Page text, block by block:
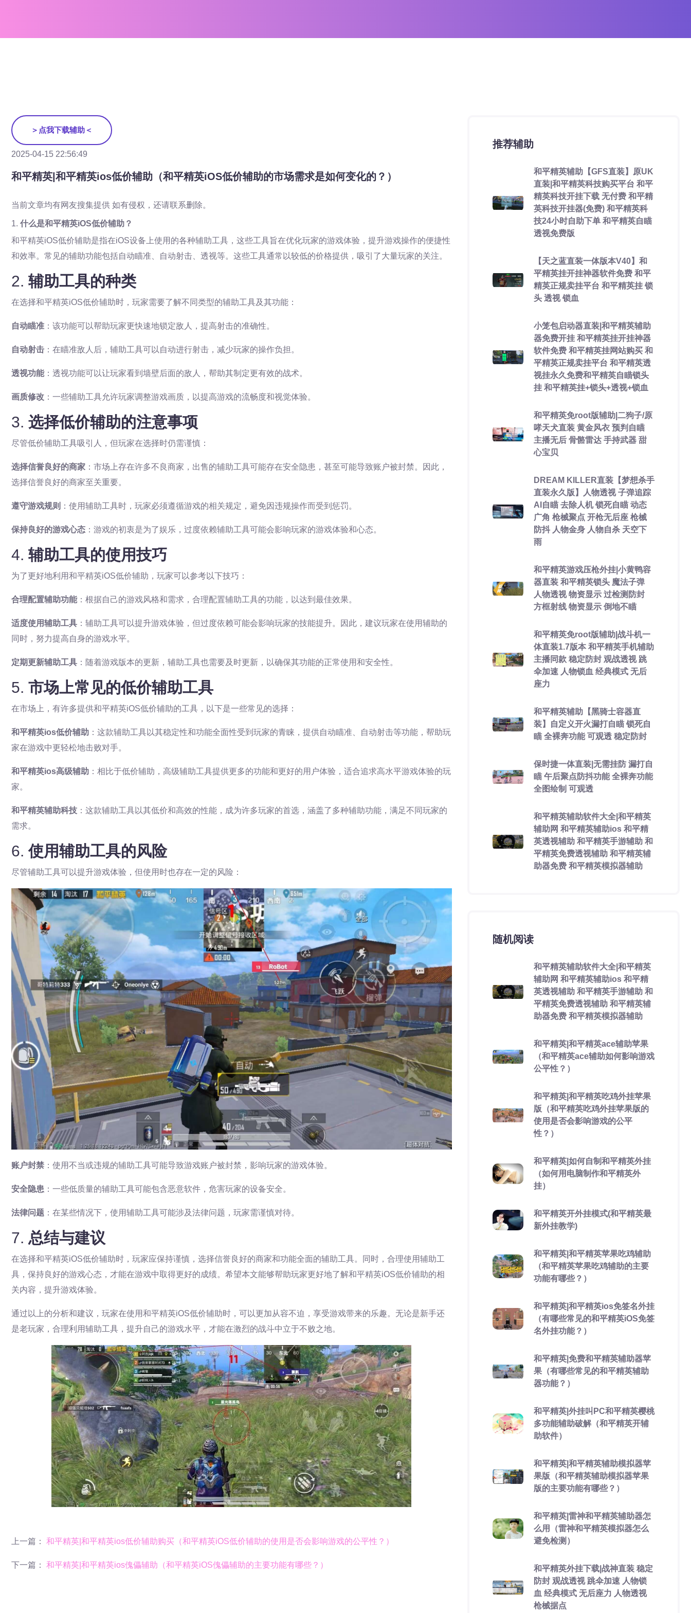
＞点我下载辅助＜
2025-04-15 22:56:49
和平精英|和平精英ios低价辅助（和平精英iOS低价辅助的市场需求是如何变化的？）
当前文章均有网友搜集提供 如有侵权，还请联系删除。
1. 什么是和平精英iOS低价辅助？
和平精英iOS低价辅助是指在iOS设备上使用的各种辅助工具，这些工具旨在优化玩家的游戏体验，提升游戏操作的便捷性
和效率。常见的辅助功能包括自动瞄准、自动射击、透视等。这些工具通常以较低的价格提供，吸引了大量玩家的关注。
2. 辅助工具的种类
在选择和平精英iOS低价辅助时，玩家需要了解不同类型的辅助工具及其功能：
自动瞄准 ：该功能可以帮助玩家更快速地锁定敌人，提高射击的准确性。
自动射击 ：在瞄准敌人后，辅助工具可以自动进行射击，减少玩家的操作负担。
透视功能：透视功能可以让玩家看到墙壁后面的敌人，帮助其制定更有效的战术。
画质修改 ：一些辅助工具允许玩家调整游戏画质，以提高游戏的流畅度和视觉体验。
3. 选择低价辅助的注意事项
尽管低价辅助工具吸引人，但玩家在选择时仍需谨慎：
选择信誉良好的商家 ：市场上存在许多不良商家，出售的辅助工具可能存在安全隐患，甚至可能导致账户被封禁。因此，
选择信誉良好的商家至关重要。
遵守游戏规则 ：使用辅助工具时，玩家必须遵循游戏的相关规定，避免因违规操作而受到惩罚。
保持良好的游戏心态 ：游戏的初衷是为了娱乐，过度依赖辅助工具可能会影响玩家的游戏体验和心态。
4. 辅助工具的使用技巧
为了更好地利用和平精英iOS低价辅助，玩家可以参考以下技巧：
合理配置辅助功能：根据自己的游戏风格和需求，合理配置辅助工具的功能，以达到最佳效果。
适度使用辅助工具 ：辅助工具可以提升游戏体验，但过度依赖可能会影响玩家的技能提升。因此，建议玩家在使用辅助的
同时，努力提高自身的游戏水平。
定期更新辅助工具 ：随着游戏版本的更新，辅助工具也需要及时更新，以确保其功能的正常使用和安全性。
5. 市场上常见的低价辅助工具
在市场上，有许多提供和平精英iOS低价辅助的工具，以下是一些常见的选择：
和平精英ios低价辅助 ：这款辅助工具以其稳定性和功能全面性受到玩家的青睐，提供自动瞄准、自动射击等功能，帮助玩
家在游戏中更轻松地击败对手。
和平精英ios高级辅助 ：相比于低价辅助，高级辅助工具提供更多的功能和更好的用户体验，适合追求高水平游戏体验的玩
家。
和平精英辅助科技 ：这款辅助工具以其低价和高效的性能，成为许多玩家的首选，涵盖了多种辅助功能，满足不同玩家的
需求。
6.使用辅助工具的风险
尽管辅助工具可以提升游戏体验，但使用时也存在一定的风险：
账户封禁 ：使用不当或违规的辅助工具可能导致游戏账户被封禁，影响玩家的游戏体验。
安全隐患 ：一些低质量的辅助工具可能包含恶意软件，危害玩家的设备安全。
法律问题 ：在某些情况下，使用辅助工具可能涉及法律问题，玩家需谨慎对待。
7. 总结与建议
在选择和平精英iOS低价辅助时，玩家应保持谨慎，选择信誉良好的商家和功能全面的辅助工具。同时，合理使用辅助工
具，保持良好的游戏心态，才能在游戏中取得更好的成绩。希望本文能够帮助玩家更好地了解和平精英iOS低价辅助的相
关内容，提升游戏体验。
通过以上的分析和建议，玩家在使用和平精英iOS低价辅助时，可以更加从容不迫，享受游戏带来的乐趣。无论是新手还
是老玩家，合理利用辅助工具，提升自己的游戏水平，才能在激烈的战斗中立于不败之地。
上一篇： 和平精英|和平精英ios低价辅助购买（和平精英iOS低价辅助的使用是否会影响游戏的公平性？）
下一篇： 和平精英|和平精英ios傀儡辅助（和平精英iOS傀儡辅助的主要功能有哪些？）
推荐辅助
和平精英辅助【GFS直装】原UK
直装|和平精英科技购买平台 和平
精英科技开挂下载 无付费 和平精
英科技开挂器(免费) 和平精英科
技24小时自助下单 和平精英自瞄
透视免费版
【天之蓝直装一体版本V40】和
平精英挂开挂神器软件免费 和平
精英正规卖挂平台 和平精英挂 锁
头 透视 锁血
小笼包启动器直装|和平精英辅助
器免费开挂 和平精英挂开挂神器
软件免费 和平精英挂网站购买 和
平精英正规卖挂平台 和平精英透
视挂永久免费和平精英自瞄锁头
挂 和平精英挂+锁头+透视+锁血
和平精英免root版辅助|二狗子/原
哮天犬直装 黄金风衣 预判自瞄
主播无后 骨骼雷达 手持武器 甜
心宝贝
DREAM KILLER直装【梦想杀手
直装永久版】人物透视 子弹追踪
AI自瞄 去除人机 锁死自瞄 动态
广角 枪械聚点 开枪无后座 枪械
防抖 人物金身 人物自杀 天空下
雨
和平精英游戏压枪外挂|小黄鸭容
器直装 和平精英锁头 魔法子弹
人物透视 物资显示 过检测防封
方框射线 物资显示 倒地不瞄
和平精英免root版辅助|战斗机一
体直装1.7版本 和平精英手机辅助
主播同款 稳定防封 观战透视 跳
伞加速 人物锁血 经典模式 无后
座力
和平精英辅助【黑骑士容器直
装】自定义开火漏打自瞄 锁死自
瞄 全裸奔功能 可观透 稳定防封
保时捷一体直装|无需挂防 漏打自
瞄 午后聚点防抖功能 全裸奔功能
全图绘制 可观透
和平精英辅助软件大全|和平精英
辅助网 和平精英辅助ios 和平精
英透视辅助 和平精英手游辅助 和
平精英免费透视辅助 和平精英辅
助器免费 和平精英模拟器辅助
随机阅读
和平精英辅助软件大全|和平精英
辅助网 和平精英辅助ios 和平精
英透视辅助 和平精英手游辅助 和
平精英免费透视辅助 和平精英辅
助器免费 和平精英模拟器辅助
和平精英|和平精英ace辅助苹果
（和平精英ace辅助如何影响游戏
公平性？）
和平精英|和平精英吃鸡外挂苹果
版（和平精英吃鸡外挂苹果版的
使用是否会影响游戏的公平
性？）
和平精英|如何自制和平精英外挂
（如何用电脑制作和平精英外
挂）
和平精英开外挂模式(和平精英最
新外挂教学)
和平精英|和平精英苹果吃鸡辅助
（和平精英苹果吃鸡辅助的主要
功能有哪些？）
和平精英|和平精英ios免签名外挂
（有哪些常见的和平精英iOS免签
名外挂功能？）
和平精英|免费和平精英辅助器苹
果（有哪些常见的和平精英辅助
器功能？）
和平精英|外挂叫PC和平精英樱桃
多功能辅助破解（和平精英开辅
助软件）
和平精英|和平精英辅助模拟器苹
果版（和平精英辅助模拟器苹果
版的主要功能有哪些？）
和平精英|雷神和平精英辅助器怎
么用（雷神和平精英模拟器怎么
避免检测）
和平精英外挂下载|战神直装 稳定
防封 观战透视 跳伞加速 人物锁
血 经典模式 无后座力 人物透视
枪械据点